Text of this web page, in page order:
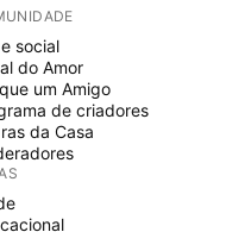
social
do Amor
um Amigo
de criadores
da Casa